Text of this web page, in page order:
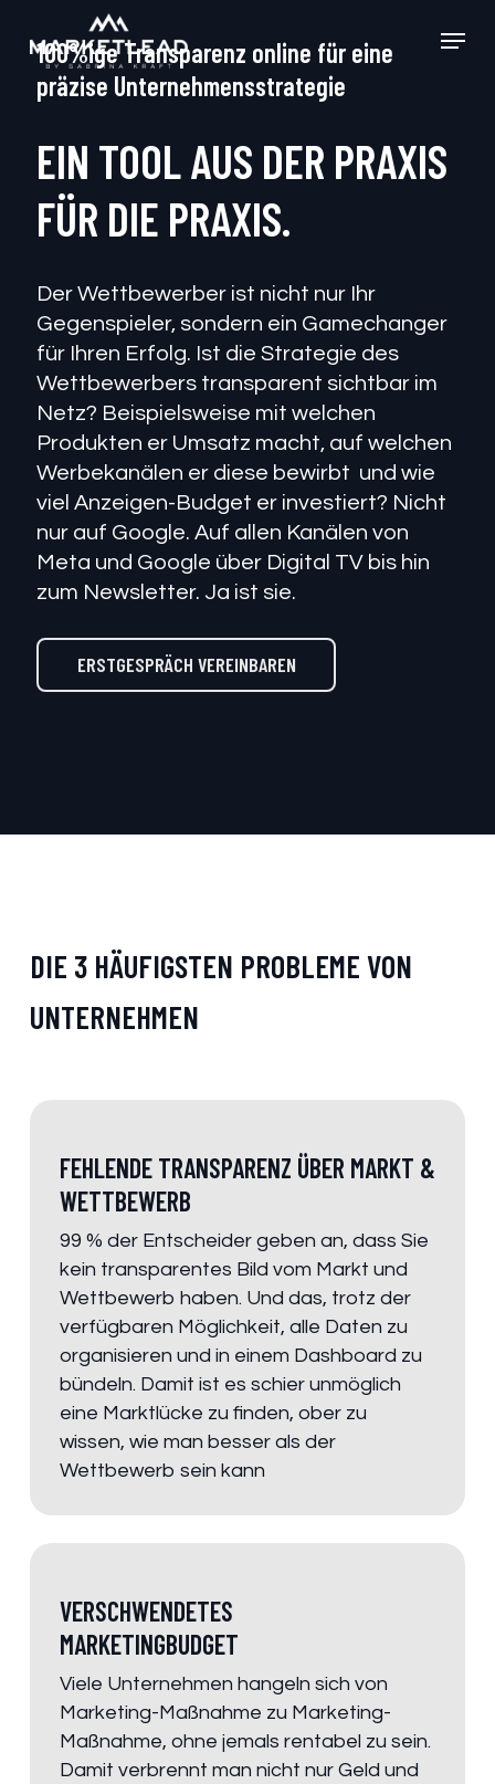
main
content
Menu
100%ige Transparenz online für eine
präzise Unternehmensstrategie
EIN TOOL AUS DER PRAXIS
FÜR DIE PRAXIS.
Der Wettbewerber ist nicht nur Ihr
Gegenspieler, sondern ein Gamechanger
für Ihren Erfolg. Ist die Strategie des
Wettbewerbers transparent sichtbar im
Netz? Beispielsweise mit welchen
Produkten er Umsatz macht, auf welchen
Werbekanälen er diese bewirbt und wie
viel Anzeigen-Budget er investiert? Nicht
nur auf Google. Auf allen Kanälen von
Meta und Google über Digital TV bis hin
zum Newsletter. Ja ist sie.
ERSTGESPRÄCH VEREINBAREN
DIE 3 HÄUFIGSTEN PROBLEME VON
UNTERNEHMEN
FEHLENDE TRANSPARENZ ÜBER MARKT &
WETTBEWERB
99 % der Entscheider geben an, dass Sie
kein transparentes Bild vom Markt und
Wettbewerb haben. Und das, trotz der
verfügbaren Möglichkeit, alle Daten zu
organisieren und in einem Dashboard zu
bündeln. Damit ist es schier unmöglich
eine Marktlücke zu finden, ober zu
wissen, wie man besser als der
Wettbewerb sein kann
VERSCHWENDETES
MARKETINGBUDGET
Viele Unternehmen hangeln sich von
Marketing-Maßnahme zu Marketing-
Maßnahme, ohne jemals rentabel zu sein.
Damit verbrennt man nicht nur Geld und